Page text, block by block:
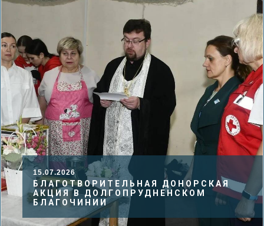
05.07.2026
МОЛЕБЕН СВЯТЫМ ПЕТРУ И ФЕВРОНИИ
В ДОЛГОПРУДНОМ